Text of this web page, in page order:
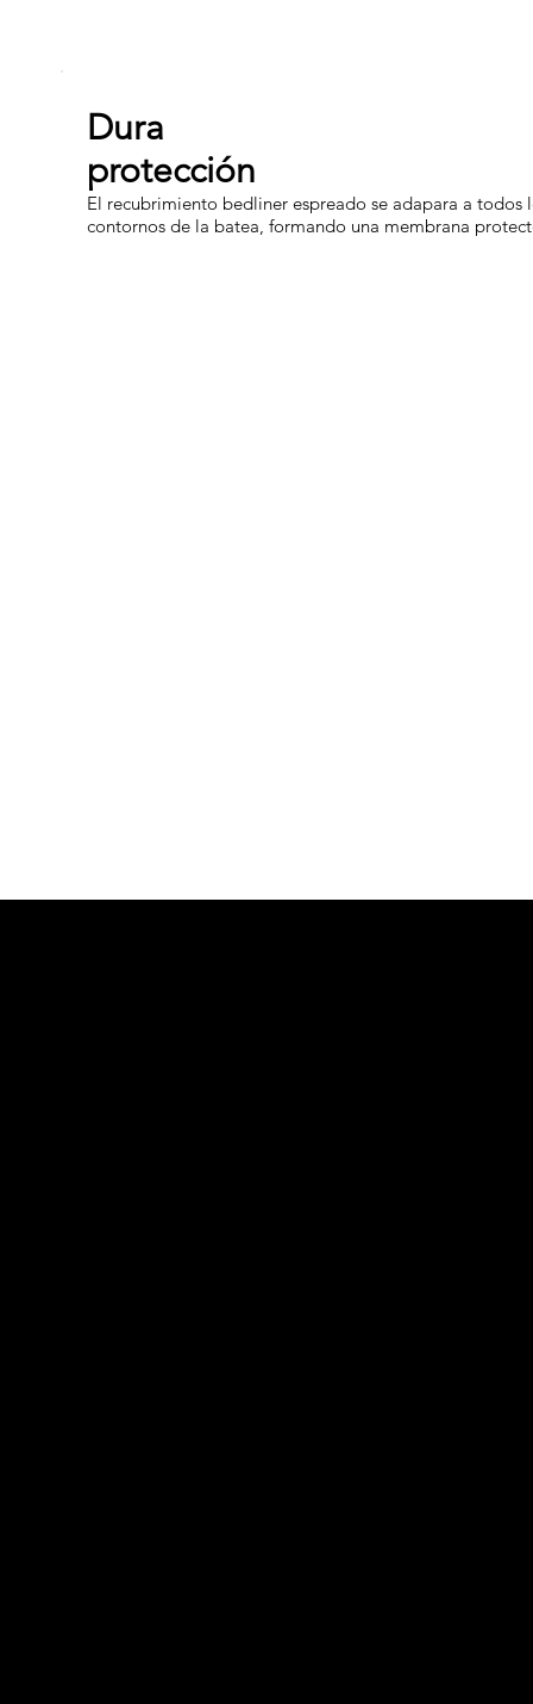
Dura
protección
El recubrimiento bedliner espreado se adapara a todos
contornos de la batea, formando una membrana